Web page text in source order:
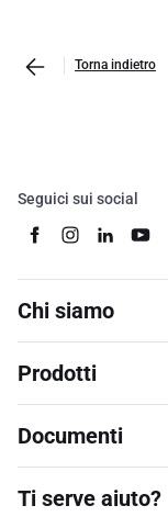
Torna indietro
Seguici sui social
Chi siamo
Prodotti
Documenti
Ti serve aiuto?